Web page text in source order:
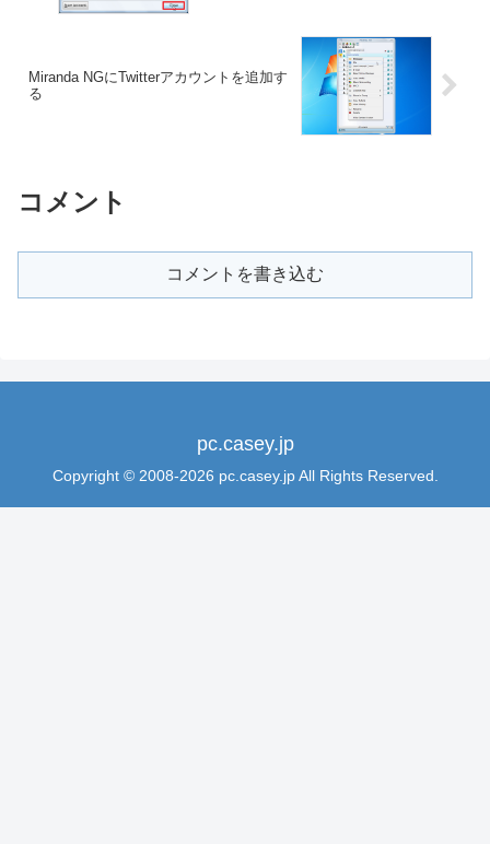
Miranda NGにTwitterアカウントを追加す
る
コメント
コメントを書き込む
pc.casey.jp
Copyright © 2008-2026 pc.casey.jp All Rights Reserved.